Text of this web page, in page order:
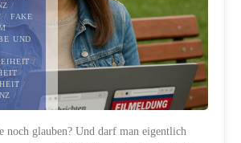
/
/ FAKE
UND
/
/
/
/
MEDIEN
noch glauben? Und darf man eigentlich